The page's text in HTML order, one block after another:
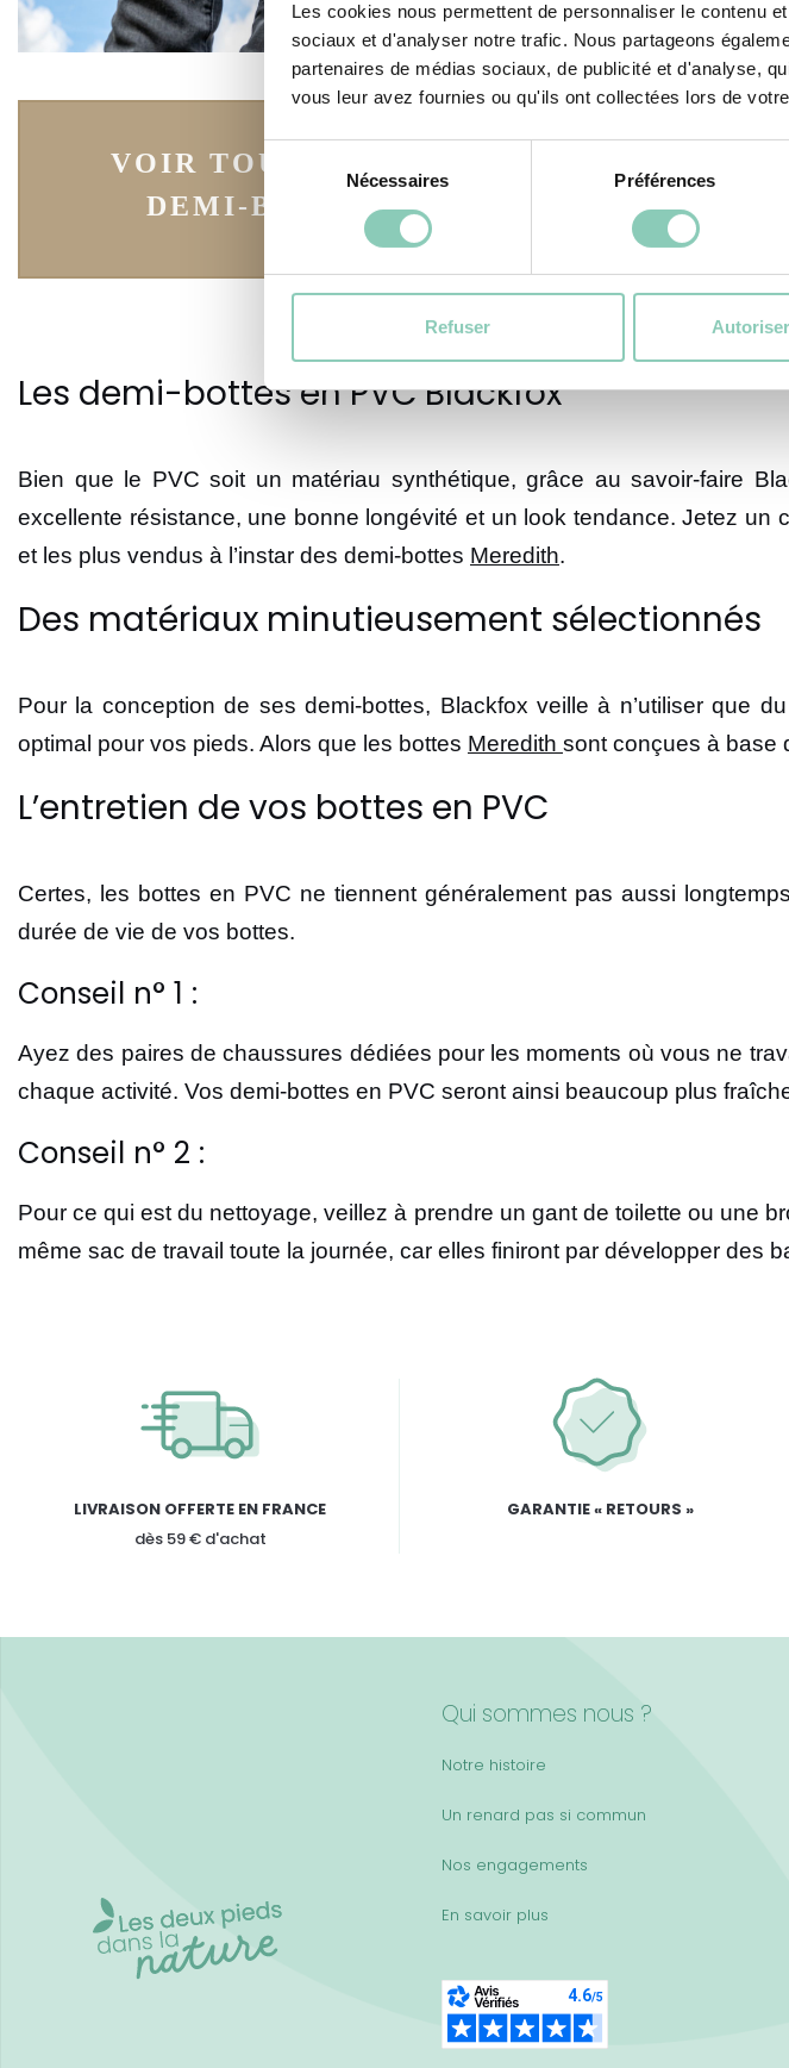
Les cookies nous permettent de personnaliser le contenu
sociaux et d'analyser notre trafic. Nous partageons
partenaires de médias sociaux, de publicité et d'analyse,
vous leur avez fournies ou qu'ils ont collectées lors de
Sélection
consentement
Nécessaires Préférences
Refuser
VOIR TOUTES LES
DEMI-BOTTES
Les demi-bottes en PVC Blackfox
Bien que le PVC soit un matériau synthétique, grâce au savoir-faire
excellente résistance, une bonne longévité et un look tendance. Jetez
et les plus vendus à l’instar des demi-bottes Meredith.
Des matériaux minutieusement sélectionnés
Pour la conception de ses demi-bottes, Blackfox veille à n’utiliser que
optimal pour vos pieds. Alors que les bottes Meredith sont conçues à base
L’entretien de vos bottes en PVC
Certes, les bottes en PVC ne tiennent généralement pas aussi
durée de vie de vos bottes.
Conseil n° 1 :
Ayez des paires de chaussures dédiées pour les moments où vous ne
chaque activité. Vos demi-bottes en PVC seront ainsi beaucoup plus
Conseil n° 2 :
Pour ce qui est du nettoyage, veillez à prendre un gant de toilette ou une
même sac de travail toute la journée, car elles finiront par développer des
LIVRAISON OFFERTE EN FRANCE
dès 59 € d'achat
GARANTIE « RETOURS »
Qui sommes nous ?
Notre histoire
Un renard pas si commun
Nos engagements
En savoir plus